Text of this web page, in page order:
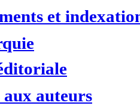
et
aux auteurs